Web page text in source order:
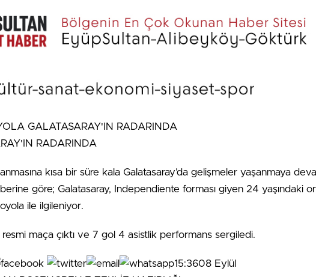
GALATASARAY'IN RADARINDA
kısa bir süre kala Galatasaray’da gelişmeler yaşanmaya
göre; Galatasaray, Independiente forması giyen 24 yaşındaki
ile ilgileniyor.
maça çıktı ve 7 gol 4 asistlik performans sergiledi.
15:3608 Eylül